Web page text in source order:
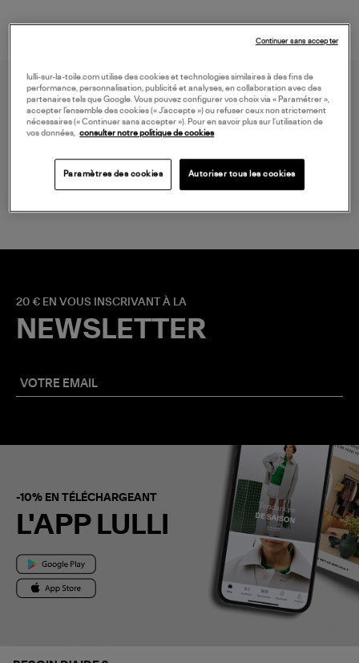
LIVRAISON GRATUITE
à partir de 150 € d'achat*
20 € EN VOUS INSCRIVANT À LA
NEWSLETTER
-10% EN TÉLÉCHARGEANT
L'APP LULLI
lulli-sur-la-toile.com utilise des cookies et technologies similaires à des fins de
performance, personnalisation, publicité et analyses, en collaboration avec des
partenaires tels que Google. Vous pouvez configurer vos choix via « Paramétrer »,
accepter l’ensemble des cookies (« J’accepte ») ou refuser ceux non strictement
nécessaires (« Continuer sans accepter »). Pour en savoir plus sur l’utilisation de
vos données,
consulter notre politique de cookies
Paramètres des cookies Autoriser tous les cookies
Continuer sans accepter